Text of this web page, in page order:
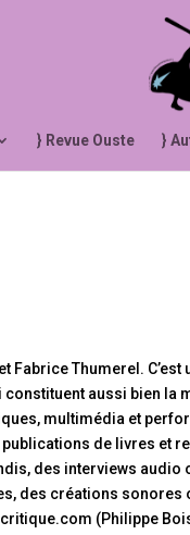
} Revue Ouste }
Thumerel.
aussi bien la
multimédia et
de livres et
des interviews audio
des créations sonores
(Philippe